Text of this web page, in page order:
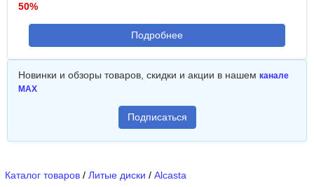
50%
Подробнее
Новинки и обзоры товаров, скидки и акции в нашем канале
MAX
Подписаться
Каталог товаров / Литые диски / Alcasta